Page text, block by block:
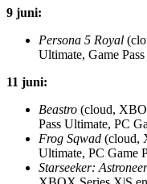
9 juni:
Persona 5 Royal
Ultimate, Game
11 juni:
Beastro (cloud,
Pass Ultimate, PC
Frog Sqwad (cloud,
Ultimate, PC Game
Starseeker: